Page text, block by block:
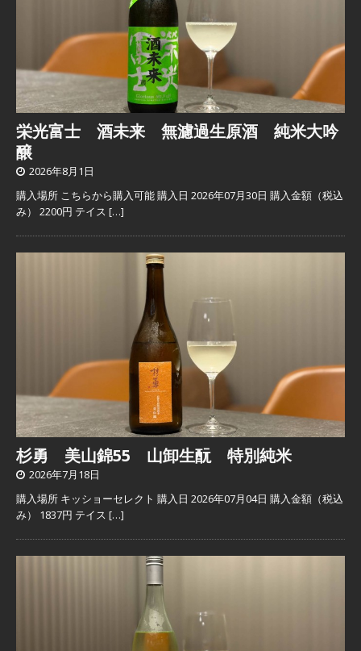
栄光富士 酒未来 無濾過生原酒 純米大吟
醸
2026年8月1日
購入場所 こちらから購入可能 購入日 2026年07月30日 購入金額（税込
み） 2200円 テイス […]
杉勇 美山錦55 山卸生酛 特別純米
2026年7月18日
購入場所 キッショーセレクト 購入日 2026年07月04日 購入金額（税込
み） 1837円 テイス […]